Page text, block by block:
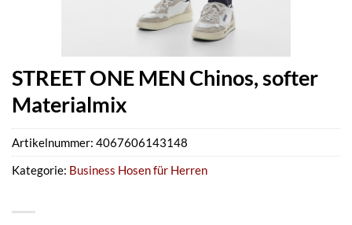
STREET ONE MEN Chinos, softer
Materialmix
Artikelnummer: 4067606143148
Kategorie: Business Hosen für Herren